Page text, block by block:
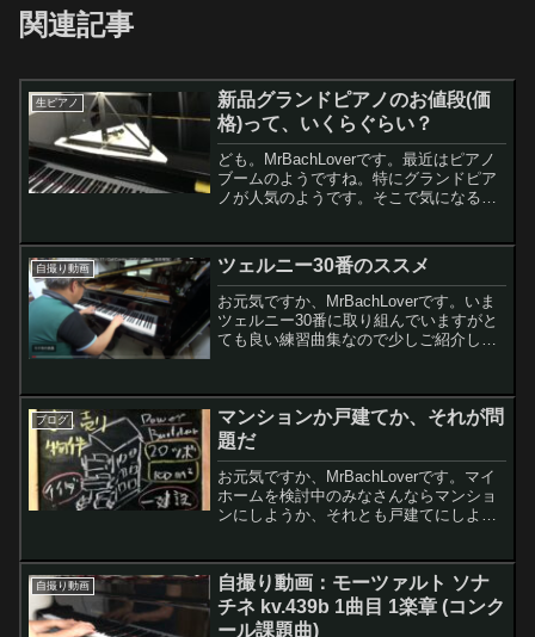
関連記事
生ピアノ
新品グランドピアノのお値段(価
格)って、いくらぐらい？
ども。MrBachLoverです。最近はピアノ
ブームのようですね。特にグランドピア
ノが人気のようです。そこで気になるの
回はグランドピアノの新品についてちょ
っと調べてみま...
自撮り動画 ツェルニー30番のススメ
お元気ですか、MrBachLoverです。いま
ツェルニー30番に取り組んでいますがと
ても良い練習曲集なので少しご紹介しま
練習曲17 自撮り動画まずは1年前に自
撮り...
ブログ
マンションか戸建てか、それが問
題だ
お元気ですか、MrBachLoverです。マイ
ホームを検討中のみなさんならマンショ
ンにしようか、それとも戸建てにしよう
手放して戸建てを買いました。どちらも
所有したことが...
自撮り動画
自撮り動画：モーツァルト ソナ
チネ kv.439b 1曲目 1楽章 (コンク
ール課題曲)